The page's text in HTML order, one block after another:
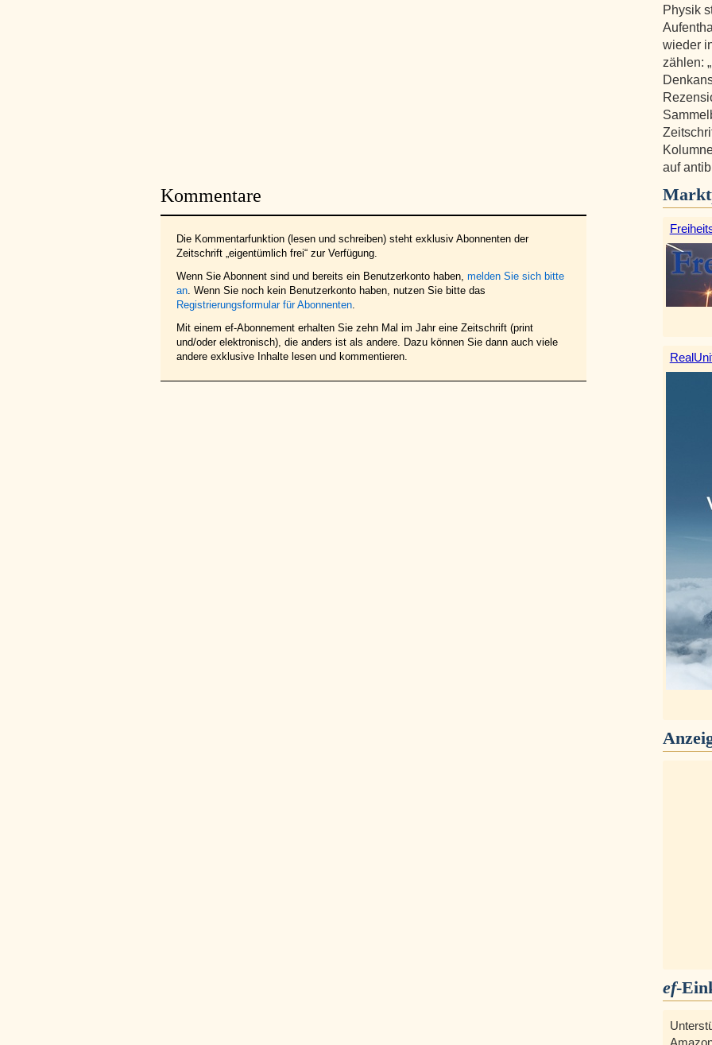
Kommentare
Die Kommentarfunktion (lesen und schreiben) steht exklusiv Abonnenten der
Zeitschrift „eigentümlich frei“ zur Verfügung.
Wenn Sie Abonnent sind und bereits ein Benutzerkonto haben, melden Sie sich bitte
an. Wenn Sie noch kein Benutzerkonto haben, nutzen Sie bitte das
Registrierungsformular für Abonnenten.
Mit einem ef-Abonnement erhalten Sie zehn Mal im Jahr eine Zeitschrift (print
und/oder elektronisch), die anders ist als andere. Dazu können Sie dann auch viele
andere exklusive Inhalte lesen und kommentieren.
Physik
wieder
zählen:
auf
ef-